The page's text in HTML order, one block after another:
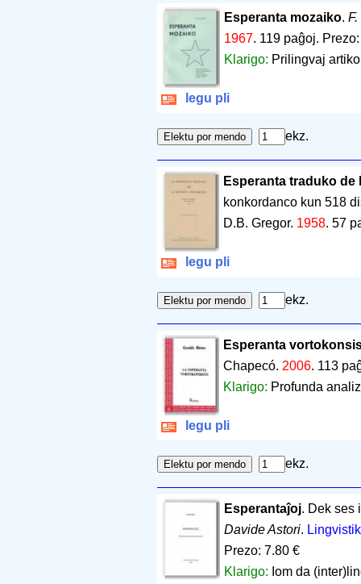
Esperanta mozaiko.
1967. 119 paĝoj.
Klarigo: Prilingvaj
legu pli
ekz.
Esperanta traduko de
konkordanco kun 518
D.B. Gregor. 1958. 57
legu pli
ekz.
Esperanta
Chapecó. 2006. 113
Klarigo: Profunda
legu pli
ekz.
Esperantaĵoj. Dek ses
Davide Astori.
Prezo: 7.80 €
Klarigo: Iom da